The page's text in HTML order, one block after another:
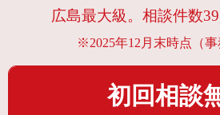
広島最大級。相談件数
※2025年12月末時点（事
初回相談